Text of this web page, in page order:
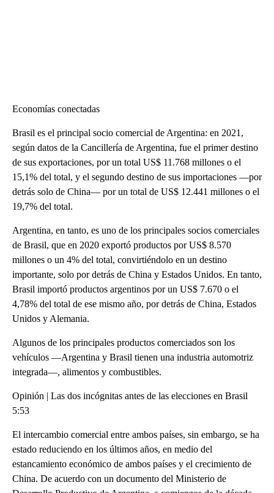
Economías conectadas
Brasil es el principal socio comercial de Argentina: en 2021,
según datos de la Cancillería de Argentina, fue el primer destino
de sus exportaciones, por un total US$ 11.768 millones o el
15,1% del total, y el segundo destino de sus importaciones —por
detrás solo de China— por un total de US$ 12.441 millones o el
19,7% del total.
Argentina, en tanto, es uno de los principales socios comerciales
de Brasil, que en 2020 exportó productos por US$ 8.570
millones o un 4% del total, convirtiéndolo en un destino
importante, solo por detrás de China y Estados Unidos. En tanto,
Brasil importó productos argentinos por un US$ 7.670 o el
4,78% del total de ese mismo año, por detrás de China, Estados
Unidos y Alemania.
Algunos de los principales productos comerciados son los
vehículos —Argentina y Brasil tienen una industria automotriz
integrada—, alimentos y combustibles.
Opinión | Las dos incógnitas antes de las elecciones en Brasil
5:53
El intercambio comercial entre ambos países, sin embargo, se ha
estado reduciendo en los últimos años, en medio del
estancamiento económico de ambos países y el crecimiento de
China. De acuerdo con un documento del Ministerio de